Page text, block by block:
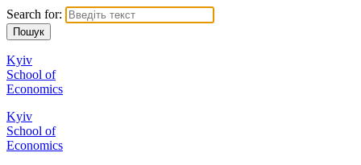
Search for:
Kyiv
School of
Economics
Kyiv
School of
Economics